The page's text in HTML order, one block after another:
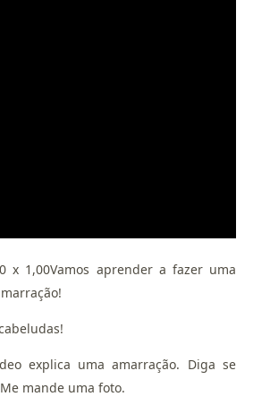
x 1,00Vamos aprender a fazer uma
explica uma amarração. Diga se
mande uma foto.